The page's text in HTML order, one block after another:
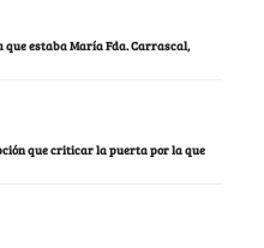
que estaba María Fda. Carrascal,
que criticar la puerta por la que